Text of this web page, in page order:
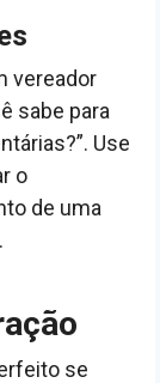
vereador
sabe para
Use
o
de uma
se